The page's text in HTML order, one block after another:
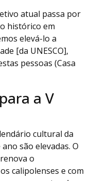
atual passa por
histórico em
elevá-lo a
[da UNESCO],
pessoas (Casa
a V
cultural da
são elevadas. O
o
calipolenses e com